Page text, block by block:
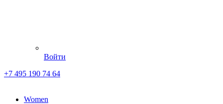
Войти
+7 495 190 74 64
Women